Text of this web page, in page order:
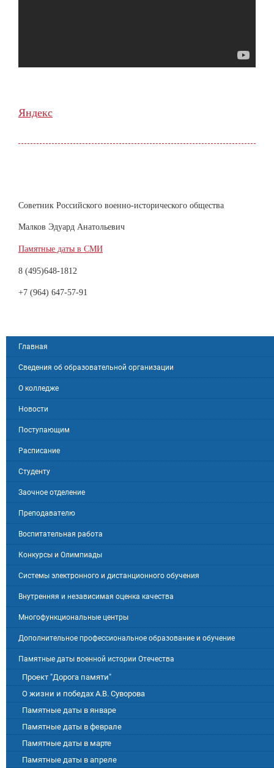
Яндекс
Советник Российского военно-исторического общества
Малков Эдуард Анатольевич
Памятные даты в СМИ
8 (495)648-1812
+7 (964) 647-57-91
Главная
Сведения об образовательной организации
О колледже
Новости
Поступающим
Расписание
Студенту
Заочное отделение
Преподавателю
Воспитательная работа
Конкурсы и Олимпиады
Системы электронного и дистанционного обучения
Внутренняя и независимая оценка качества
Многофункциональные центры
Дополнительное профессиональное образование и обучение
Памятные даты военной истории Отечества
Проект "Дорога памяти"
О жизни и победах А.В. Суворова
Памятные даты в январе
Памятные даты в феврале
Памятные даты в марте
Памятные даты в апреле